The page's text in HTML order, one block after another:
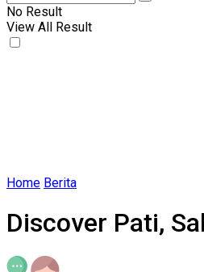
No Result
View All Result
Home Berita
Discover Pati,